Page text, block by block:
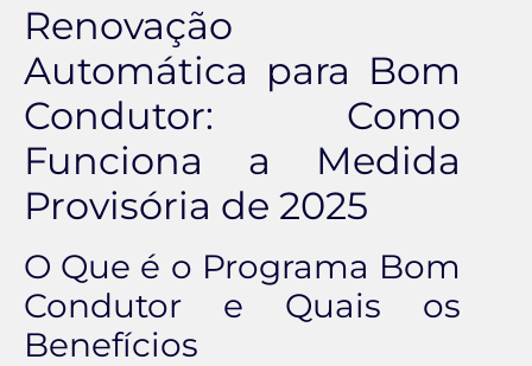
Renovação
Automática para Bom
Condutor: Como
Funciona a Medida
Provisória de 2025
O Que é o Programa Bom
Condutor e Quais os
Benefícios